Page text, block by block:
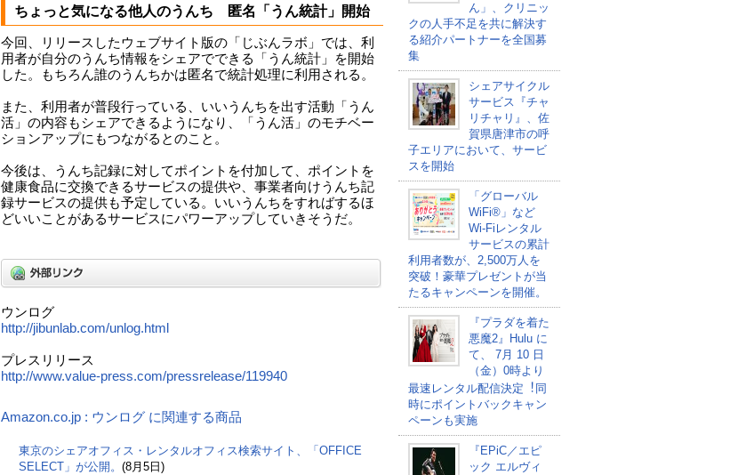
ちょっと気になる他人のうんち 匿名「うん統計」開始
今回、リリースしたウェブサイト版の「じぶんラボ」では、利
用者が自分のうんち情報をシェアでできる「うん統計」を開始
した。もちろん誰のうんちかは匿名で統計処理に利用される。
また、利用者が普段行っている、いいうんちを出す活動「うん
活」の内容もシェアできるようになり、「うん活」のモチベー
ションアップにもつながるとのこと。
今後は、うんち記録に対してポイントを付加して、ポイントを
健康食品に交換できるサービスの提供や、事業者向けうんち記
録サービスの提供も予定している。いいうんちをすればするほ
どいいことがあるサービスにパワーアップしていきそうだ。
ウンログ
http://jibunlab.com/unlog.html
プレスリリース
http://www.value-press.com/pressrelease/119940
Amazon.co.jp : ウンログ に関連する商品
東京のシェアオフィス・レンタルオフィス検索サイト、「OFFICE
SELECT」が公開。 (8月5日)
ん」、クリニッ
クの人手不足を共に解決す
る紹介パートナーを全国募
集
シェアサイクル
サービス『チャ
リチャリ』、佐
賀県唐津市の呼
子エリアにおいて、サービ
スを開始
「グローバル
WiFi®」など
Wi-Fiレンタル
サービスの累計
利用者数が、2,500万人を
突破！豪華プレゼントが当
たるキャンペーンを開催。
『プラダを着た
悪魔2』Hulu に
て、 7⽉ 10 ⽇
（金）0時より
最速レンタル配信決定︕同
時にポイントバックキャン
ペーンも実施
『EPiC／エピ
ック エルヴィ